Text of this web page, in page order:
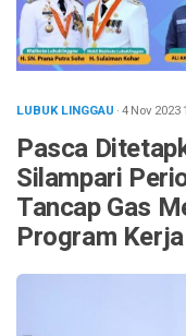
LUBUK LINGGAU · 4 Nov 2023
Pasca
Silampari
Tancap Gas
Program Kerja